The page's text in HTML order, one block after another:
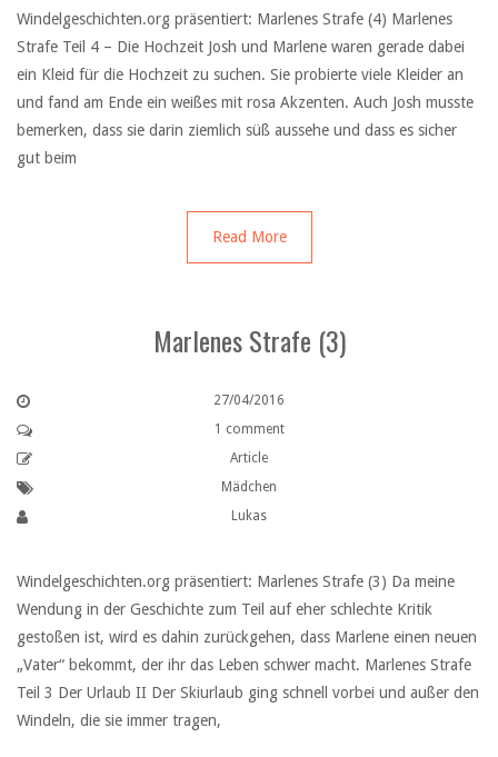
Windelgeschichten.org präsentiert: Marlenes Strafe (4) Marlenes
Strafe Teil 4 – Die Hochzeit Josh und Marlene waren gerade dabei
ein Kleid für die Hochzeit zu suchen. Sie probierte viele Kleider an
und fand am Ende ein weißes mit rosa Akzenten. Auch Josh musste
bemerken, dass sie darin ziemlich süß aussehe und dass es sicher
gut beim
Read More
Marlenes Strafe (3)
27/04/2016
1 comment
Article
Mädchen
Lukas
Windelgeschichten.org präsentiert: Marlenes Strafe (3) Da meine
Wendung in der Geschichte zum Teil auf eher schlechte Kritik
gestoßen ist, wird es dahin zurückgehen, dass Marlene einen neuen
„Vater“ bekommt, der ihr das Leben schwer macht. Marlenes Strafe
Teil 3 Der Urlaub II Der Skiurlaub ging schnell vorbei und außer den
Windeln, die sie immer tragen,